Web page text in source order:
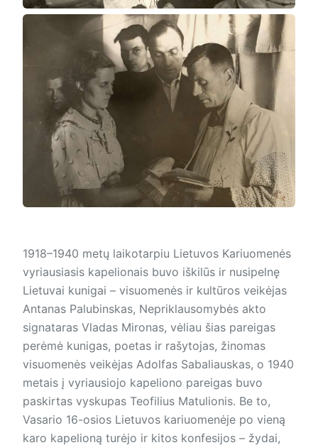
1918–1940 metų laikotarpiu Lietuvos Kariuomenės
vyriausiasis kapelionais buvo iškilūs ir nusipelnę
Lietuvai kunigai – visuomenės ir kultūros veikėjas
Antanas Palubinskas, Nepriklausomybės akto
signataras Vladas Mironas, vėliau šias pareigas
perėmė kunigas, poetas ir rašytojas, žinomas
visuomenės veikėjas Adolfas Sabaliauskas, o 1940
metais į vyriausiojo kapeliono pareigas buvo
paskirtas vyskupas Teofilius Matulionis. Be to,
Vasario 16-osios Lietuvos kariuomenėje po vieną
karo kapelioną turėjo ir kitos konfesijos – žydai,